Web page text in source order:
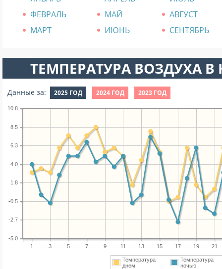
ФЕВРАЛЬ
МАЙ
АВГУСТ
МАРТ
ИЮНЬ СЕНТЯБРЬ
ТЕМПЕРАТУРА ВОЗДУХА В
Данные за: 2025 ГОД 2024 ГОД 2023 ГОД
1 3 5 7 9 11 13 15 17 19 21
-5.0
-2.7
-0.5
1.8
4.0
6.3
8.5
10.8
Температура
днем
Температура
ночью